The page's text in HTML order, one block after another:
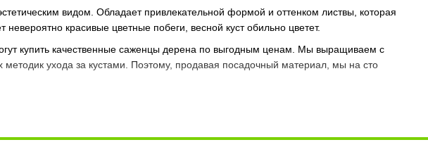
видом. Обладает привлекательной формой и оттенком листвы, которая
красивые цветные побеги, весной куст обильно цветет.
купить качественные саженцы дерена по выгодным ценам. Мы выращиваем с
ухода за кустами. Поэтому, продавая посадочный материал, мы на сто
живые изгороди, миксбордеры. Они часто используются в многоуровневых